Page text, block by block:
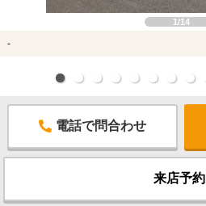
1/14
-
電話で問合わせ
来店予約